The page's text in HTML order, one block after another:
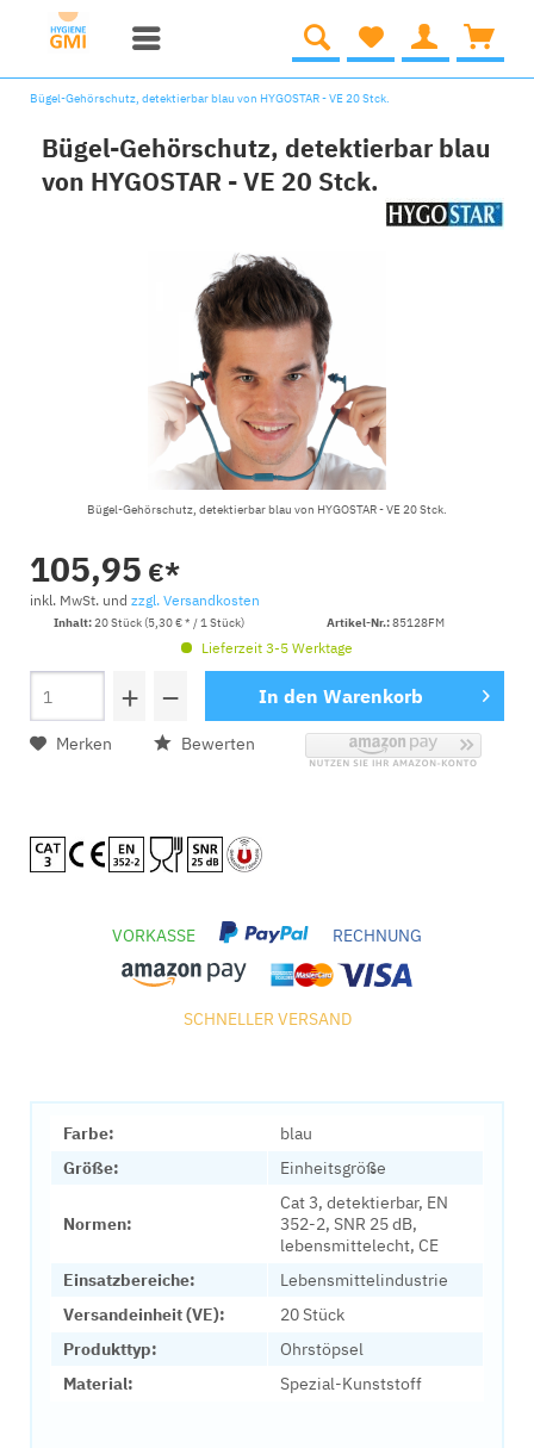
Bügel-Gehörschutz, detektierbar blau von HYGOSTAR - VE 20 Stck.
Bügel-Gehörschutz, detektierbar blau
von HYGOSTAR - VE 20 Stck.
Bügel-Gehörschutz, detektierbar blau von HYGOSTAR - VE 20 Stck.
105,95 €*
inkl. MwSt. und zzgl. Versandkosten
Inhalt:20 Stück (5,30 € * / 1 Stück) Artikel-Nr.:85128FM
Lieferzeit 3-5 Werktage
+ − In den Warenkorb
Merken Bewerten
VORKASSE RECHNUNG
SCHNELLER VERSAND
Farbe:
blau
Größe:
Einheitsgröße
Normen:
Cat 3, detektierbar, EN
352-2, SNR 25 dB,
lebensmittelecht, CE
Einsatzbereiche:
Lebensmittelindustrie
Versandeinheit (VE):
20 Stück
Produkttyp:
Ohrstöpsel
Material:
Spezial-Kunststoff